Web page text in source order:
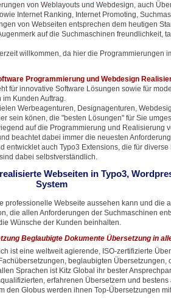
von Weblayouts und Webdesign, auch
Internet Ranking, Internet Promoting,
von Webseiten entsprechen dem heutigen
auf die Suchmaschinen freundlichkeit,
willkommen, da hier die Programmierungen
Programmierung und Webdesign
für innovative Software Lösungen sowie für
im Kunden Auftrag.
Werbeagenturen, Designagenturen,
sein könen, die "besten Lösungen" für Sie
auf die Programmierung und Realisierung
beachtet dabei immer die neuesten
entwicklet auch Typo3 Extensions, die für
dabei selbstverständlich.
Webseiten in Typo3,
System
professionelle Webseite aussehen kann und die
die allen Anforderungen der Suchmaschinen
Wünsche der Kunden beinhalten.
Beglaubigte Dokumente Übersetzung in
ist eine weltweit agierende, ISO-zertifizierte
beglaubigten Übersetzungen,
Sprachen ist Kitz Global ihr bester
erfahrenen Übersetzern und
den Globus werden ihnen Top-Übersetzungen